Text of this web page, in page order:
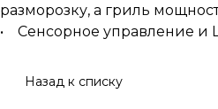
разморозку, а гриль
• Сенсорное управление и
Назад к списку